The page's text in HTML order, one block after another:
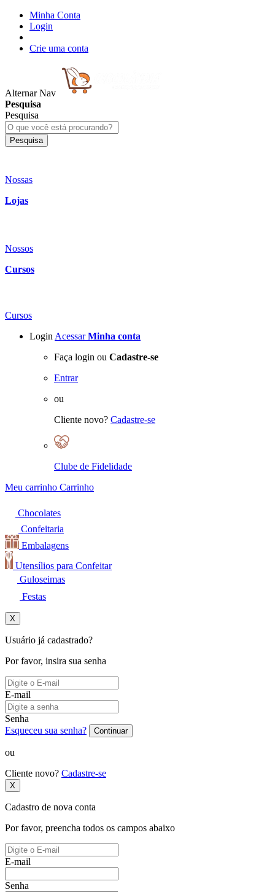
Minha Conta
Login
Crie uma conta
Alternar Nav
Pesquisa
Pesquisa
Pesquisa
Nossas
Lojas
Nossos
Cursos
Cursos
Login Acessar Minha conta
Faça login ou Cadastre-se
Entrar
ou
Cliente novo? Cadastre-se
Clube de Fidelidade
Meu carrinho Carrinho
Chocolates
Confeitaria
Embalagens
Utensílios para Confeitar
Guloseimas
Festas
X
Usuário já cadastrado?
Por favor, insira sua senha
E-mail
Senha
Esqueceu sua senha?
Continuar
ou
Cliente novo? Cadastre-se
X
Cadastro de nova conta
Por favor, preencha todos os campos abaixo
E-mail
Senha